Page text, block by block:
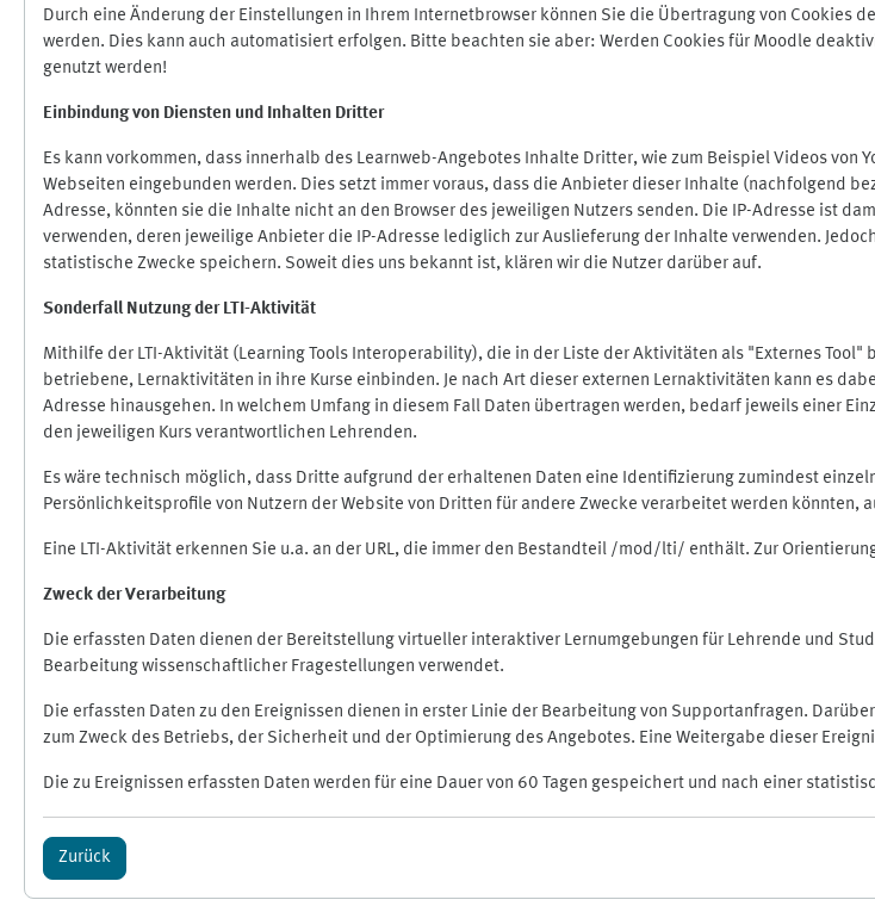
Durch eine Änderung der Einstellungen in Ihrem Internetbrowser können Sie die Übertragung von
werden. Dies kann auch automatisiert erfolgen. Bitte beachten sie aber: Werden Cookies für Moodle
genutzt werden!
Einbindung von Diensten und Inhalten Dritter
Es kann vorkommen, dass innerhalb des Learnweb-Angebotes Inhalte Dritter, wie zum Beispiel Videos von
Webseiten eingebunden werden. Dies setzt immer voraus, dass die Anbieter dieser Inhalte (nachfolgend
Adresse, könnten sie die Inhalte nicht an den Browser des jeweiligen Nutzers senden. Die IP-Adresse ist
verwenden, deren jeweilige Anbieter die IP-Adresse lediglich zur Auslieferung der Inhalte verwenden.
statistische Zwecke speichern. Soweit dies uns bekannt ist, klären wir die Nutzer darüber auf.
Sonderfall Nutzung der LTI-Aktivität
Mithilfe der LTI-Aktivität (Learning Tools Interoperability), die in der Liste der Aktivitäten als "Externes
betriebene, Lernaktivitäten in ihre Kurse einbinden. Je nach Art dieser externen Lernaktivitäten kann es
Adresse hinausgehen. In welchem Umfang in diesem Fall Daten übertragen werden, bedarf jeweils einer
den jeweiligen Kurs verantwortlichen Lehrenden.
Es wäre technisch möglich, dass Dritte aufgrund der erhaltenen Daten eine Identifizierung zumindest
Persönlichkeitsprofile von Nutzern der Website von Dritten für andere Zwecke verarbeitet werden könnten,
Eine LTI-Aktivität erkennen Sie u.a. an der URL, die immer den Bestandteil /mod/lti/ enthält. Zur
Zweck der Verarbeitung
Die erfassten Daten dienen der Bereitstellung virtueller interaktiver Lernumgebungen für Lehrende und
Bearbeitung wissenschaftlicher Fragestellungen verwendet.
Die erfassten Daten zu den Ereignissen dienen in erster Linie der Bearbeitung von Supportanfragen.
zum Zweck des Betriebs, der Sicherheit und der Optimierung des Angebotes. Eine Weitergabe dieser
Die zu Ereignissen erfassten Daten werden für eine Dauer von 60 Tagen gespeichert und nach einer
Zurück